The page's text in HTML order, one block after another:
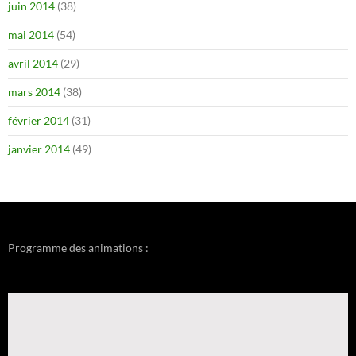
juin 2014 (38)
mai 2014 (54)
avril 2014 (29)
mars 2014 (38)
février 2014 (31)
janvier 2014 (49)
Programme des animations :